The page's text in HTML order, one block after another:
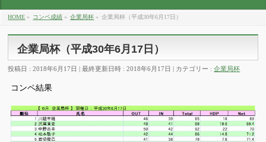
HOME » コンペ成績 » 企業局杯 » 企業局杯（平成30年6月17日）
企業局杯（平成30年6月17日）
投稿日 : 2018年6月17日 最終更新日時 : 2018年6月17日 カテゴリー :企業局杯
コンペ結果